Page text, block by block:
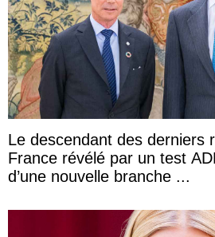
Le descendant des derniers
France révélé par un test
d’une nouvelle branche ...